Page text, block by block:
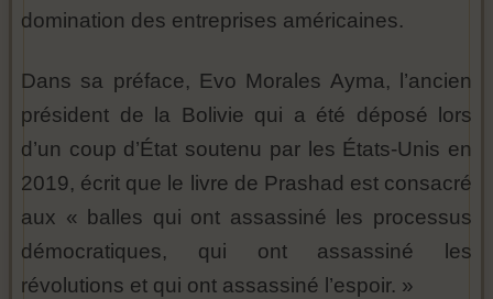
domination des entreprises américaines.
Dans sa préface, Evo Morales Ayma, l’ancien
président de la Bolivie qui a été déposé lors
d’un coup d’État soutenu par les États-Unis en
2019, écrit que le livre de Prashad est consacré
aux « balles qui ont assassiné les processus
démocratiques, qui ont assassiné les
révolutions et qui ont assassiné l’espoir. »